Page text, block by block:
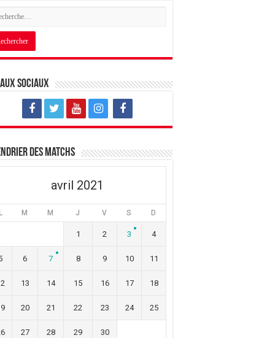
sociaux
des matchs
avril 2021
M M J V S D
1 2 3 4
6 7 8 9 10 11
13 14 15 16 17 18
20 21 22 23 24 25
27 28 29 30